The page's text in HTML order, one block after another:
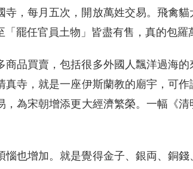
寺，每月五次，開放萬姓交易。飛禽
罷任官員土物」皆盡有售，真的包羅
商品買賣，包括很多外國人飄洋過海
寺，就是一座伊斯蘭教的廟宇，可
，為宋朝增添更大經濟繁榮。一幅《
惱也增加。就是覺得金子、銀両、銅